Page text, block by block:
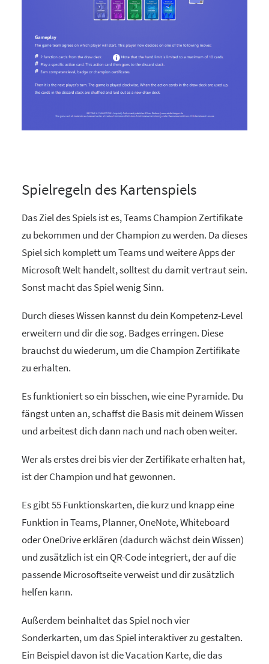
Spielregeln des Kartenspiels
Das Ziel des Spiels ist es, Teams Champion Zertifikate
zu bekommen und der Champion zu werden. Da dieses
Spiel sich komplett um Teams und weitere Apps der
Microsoft Welt handelt, solltest du damit vertraut sein.
Sonst macht das Spiel wenig Sinn.
Durch dieses Wissen kannst du dein Kompetenz-Level
erweitern und dir die sog. Badges erringen. Diese
brauchst du wiederum, um die Champion Zertifikate
zu erhalten.
Es funktioniert so ein bisschen, wie eine Pyramide. Du
fängst unten an, schaffst die Basis mit deinem Wissen
und arbeitest dich dann nach und nach oben weiter.
Wer als erstes drei bis vier der Zertifikate erhalten hat,
ist der Champion und hat gewonnen.
Es gibt 55 Funktionskarten, die kurz und knapp eine
Funktion in Teams, Planner, OneNote, Whiteboard
oder OneDrive erklären (dadurch wächst dein Wissen)
und zusätzlich ist ein QR-Code integriert, der auf die
passende Microsoftseite verweist und dir zusätzlich
helfen kann.
Außerdem beinhaltet das Spiel noch vier
Sonderkarten, um das Spiel interaktiver zu gestalten.
Ein Beispiel davon ist die Vacation Karte, die das